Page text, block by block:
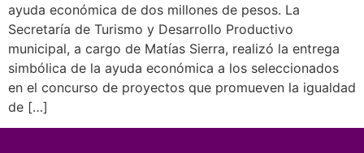
ayuda económica de dos millones de pesos. La
Secretaría de Turismo y Desarrollo Productivo
municipal, a cargo de Matías Sierra, realizó la entrega
simbólica de la ayuda económica a los seleccionados
en el concurso de proyectos que promueven la igualdad
de […]